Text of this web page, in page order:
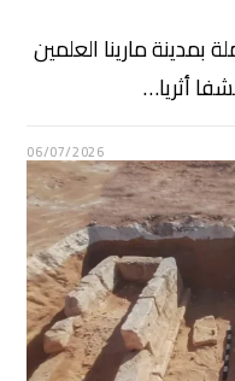
بمدينة مارينا العلمين
أثريا…
06/07/2026